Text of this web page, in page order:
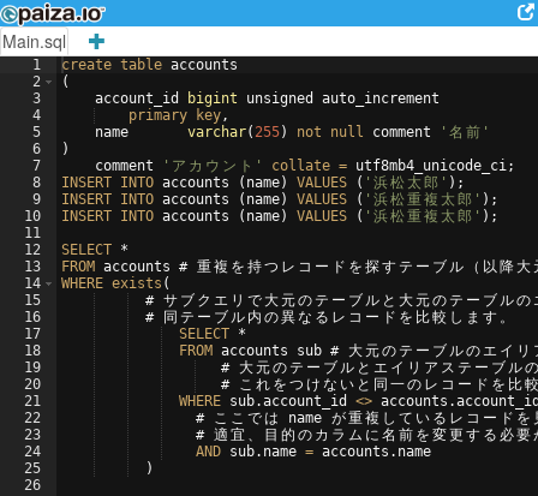
Main.sql
1
2
3
4
5
6
7
8
9
10
11
12
13
14
15
16
17
18
19
20
21
22
23
24
25
26
create table accounts
(
account_id
bigint unsigned
auto_increment
primary
key,
name
varchar( 255) not null comment ' 名 前 '
)
comment
' ア カ ウ ン ト ' collate = utf8mb4_unicode_ci;
INSERT INTO accounts ( name) VALUES ( ' 浜松 太 郎 ' ) ;
INSERT INTO accounts ( name) VALUES ( ' 浜松 重複 太 郎 ' ) ;
INSERT INTO accounts ( name) VALUES ( ' 浜松 重複 太 郎 ' ) ;
SELECT *
FROM accounts # 重複 を 持つ レ コ ー ド を 探す テ ー ブ ル （ 以 降 大
WHERE exists (
  #
サ ブ ク エ リ で 大元の テ ー ブ ル と 大元の テ ー ブ ルの
  #
同 テ ー ブ ル 内 の異な る レ コ ー ド を 比較 し ま す 。
SELECT *
FROM accounts sub # 大元の テ ー ブ ルの エ イ リ
   #
大元の テ ー ブ ル と エ イ リ ア ス テ ー ブ ルの
   #
こ れ を つ け な い と 同 一の レ コ ー ド を 比較
WHERE sub.account_id <> accounts .
    #
こ こ では name が重複 し て い る レ コ ー ド を
    #
適 宜 、 目 的 の カ ラ ム に 名 前 を 変更す る 必要
AND sub. name = accounts . name
)